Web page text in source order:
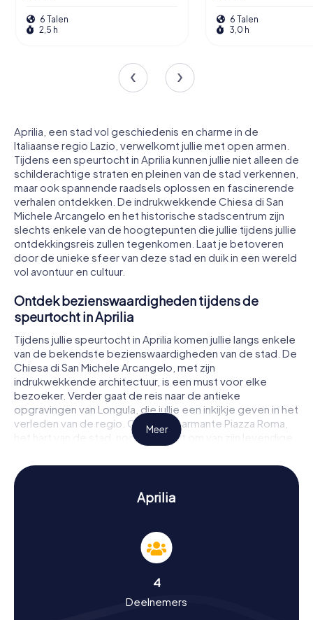
6 Talen
2,5 h
6 Talen
3,0 h
Aprilia, een stad vol geschiedenis en charme in de
Italiaanse regio Lazio, verwelkomt jullie met open armen.
Tijdens een speurtocht in Aprilia kunnen jullie niet alleen de
schilderachtige straten en pleinen van de stad verkennen,
maar ook spannende raadsels oplossen en fascinerende
verhalen ontdekken. De indrukwekkende Chiesa di San
Michele Arcangelo en het historische stadscentrum zijn
slechts enkele van de hoogtepunten die jullie tijdens jullie
ontdekkingsreis zullen tegenkomen. Laat je betoveren
door de unieke sfeer van deze stad en duik in een wereld
vol avontuur en cultuur.
Ontdek bezienswaardigheden tijdens de
speurtocht in Aprilia
Tijdens jullie speurtocht in Aprilia komen jullie langs enkele
van de bekendste bezienswaardigheden van de stad. De
Chiesa di San Michele Arcangelo, met zijn
indrukwekkende architectuur, is een must voor elke
bezoeker. Verder gaat de reis naar de antieke
opgravingen van Longula, die jullie een inkijkje geven in het
verleden van de regio. Ook het charmante Piazza Roma,
het hart van de stad, nodigt jullie uit om van zijn levendige
sfeer te genieten. Op elk van deze plekken wachten
spannende raadsels die opgelost moeten worden om
het volgende doel van jullie speurtocht in Aprilia te
De speurtochten in Aprilia zijn niet alleen een avontuur,
stad. Aprilia werd in 1936 tijdens het fascisme opgericht in
de Pontijnse moerassen en speelde in 1944 een cruciale
Meer
Aprilia
4
Deelnemers